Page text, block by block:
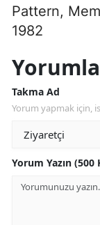
Pattern,
1982
Takma Ad
Yorum yapmak için,
Yorum Yazın